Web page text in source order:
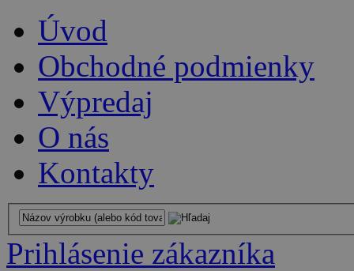
Úvod
Obchodné podmienky
Výpredaj
O nás
Kontakty
Prihlásenie zákazníka